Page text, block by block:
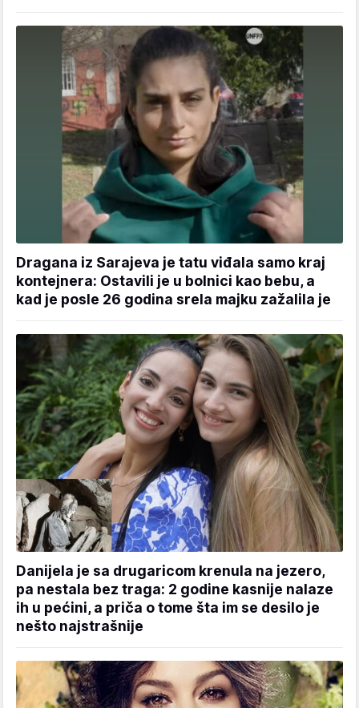
Dragana iz Sarajeva je tatu viđala samo kraj
kontejnera: Ostavili je u bolnici kao bebu, a
kad je posle 26 godina srela majku zažalila je
Danijela je sa drugaricom krenula na jezero,
pa nestala bez traga: 2 godine kasnije nalaze
ih u pećini, a priča o tome šta im se desilo je
nešto najstrašnije